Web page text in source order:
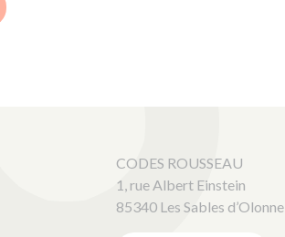
CODES ROUSSEAU
1, rue Albert Einstein
85340 Les Sables d’Olonne